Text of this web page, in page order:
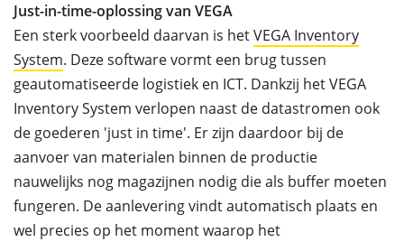
Just-in-time-oplossing van VEGA
Een sterk voorbeeld daarvan is hetVEGA Inventory
System. Deze software vormt een brug tussen
geautomatiseerde logistiek en ICT. Dankzij het VEGA
Inventory System verlopen naast de datastromen ook
de goederen 'just in time'. Er zijn daardoor bij de
aanvoer van materialen binnen de productie
nauwelijks nog magazijnen nodig die als buffer moeten
fungeren. De aanlevering vindt automatisch plaats en
wel precies op het moment waarop het